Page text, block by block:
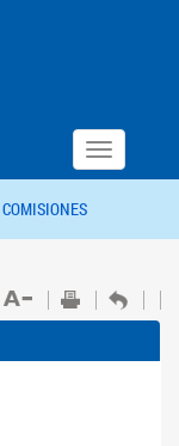
Toggle
navigation
COMISIONES